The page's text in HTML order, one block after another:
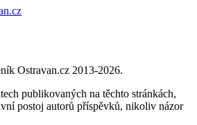
Ostravan.cz 2013-2026.
publikovaných na těchto stránkách,
postoj autorů příspěvků, nikoliv názor